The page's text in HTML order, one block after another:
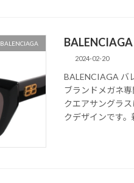
BALENCIAGA
2024-02-20
BALENCIAGA バ
ブランドメガネ
クエアサングラ
クデザインです。